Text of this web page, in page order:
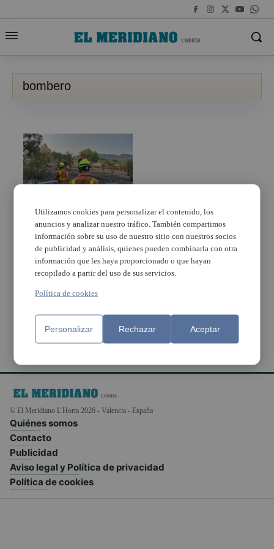
bombero
El Consorci Provincial
de Bombers de
València obri un
procediment per cobrir
places de bomber-
conductor en comissió
de serveis
© El Meridiano L'Horta 2026 - Valencia - España
Quiénes somos
Contacto
Publicidad
Aviso legal y Política de privacidad
Política de cookies
Utilizamos cookies para personalizar el contenido, los
anuncios y analizar nuestro tráfico. También compartimos
información sobre su uso de nuestro sitio con nuestros socios
de publicidad y análisis, quienes pueden combinarla con otra
información que les haya proporcionado o que hayan
recopilado a partir del uso de sus servicios.
Política de cookies
Personalizar Rechazar Aceptar